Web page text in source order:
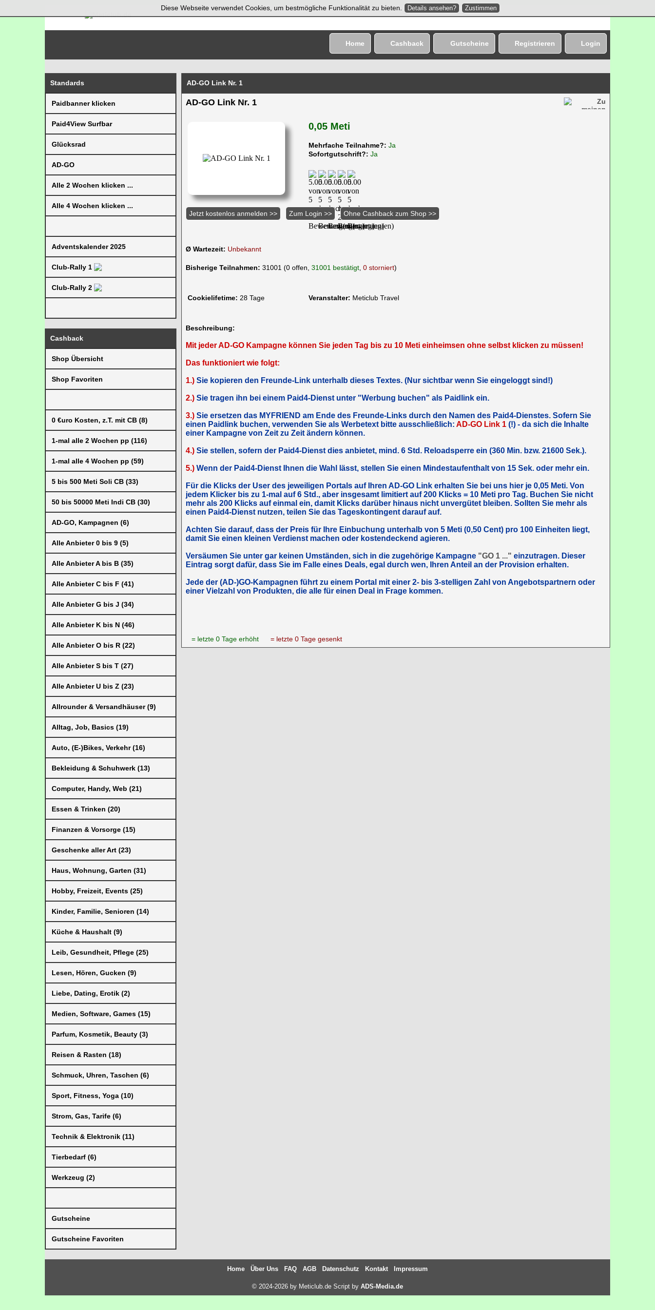
Home Cashback Gutscheine Registrieren Login
Standards
Paidbanner klicken
Paid4View Surfbar
Glücksrad
AD-GO
Alle 2 Wochen klicken ...
Alle 4 Wochen klicken ...
Adventskalender 2025
Club-Rally 1
Club-Rally 2
Cashback
Shop Übersicht
Shop Favoriten
0 €uro Kosten, z.T. mit CB (8)
1-mal alle 2 Wochen pp (116)
1-mal alle 4 Wochen pp (59)
5 bis 500 Meti Soli CB (33)
50 bis 50000 Meti Indi CB (30)
AD-GO, Kampagnen (6)
Alle Anbieter 0 bis 9 (5)
Alle Anbieter A bis B (35)
Alle Anbieter C bis F (41)
Alle Anbieter G bis J (34)
Alle Anbieter K bis N (46)
Alle Anbieter O bis R (22)
Alle Anbieter S bis T (27)
Alle Anbieter U bis Z (23)
Allrounder & Versandhäuser (9)
Alltag, Job, Basics (19)
Auto, (E-)Bikes, Verkehr (16)
Bekleidung & Schuhwerk (13)
Computer, Handy, Web (21)
Essen & Trinken (20)
Finanzen & Vorsorge (15)
Geschenke aller Art (23)
Haus, Wohnung, Garten (31)
Hobby, Freizeit, Events (25)
Kinder, Familie, Senioren (14)
Küche & Haushalt (9)
Leib, Gesundheit, Pflege (25)
Lesen, Hören, Gucken (9)
Liebe, Dating, Erotik (2)
Medien, Software, Games (15)
Parfum, Kosmetik, Beauty (3)
Reisen & Rasten (18)
Schmuck, Uhren, Taschen (6)
Sport, Fitness, Yoga (10)
Strom, Gas, Tarife (6)
Technik & Elektronik (11)
Tierbedarf (6)
Werkzeug (2)
Gutscheine
Gutscheine Favoriten
AD-GO Link Nr. 1
AD-GO Link Nr. 1
0,05 Meti
Mehrfache Teilnahme?: Ja
Sofortgutschrift?: Ja
Ø Wartezeit: Unbekannt
Bisherige Teilnahmen: 31001 (0 offen, 31001 bestätigt 0 storniert)
Cookielifetime: 28 Tage Veranstalter: Meticlub Travel
Beschreibung:
Mit jeder AD-GO Kampagne können Sie jeden Tag bis zu 10 Meti einheimsen ohne selbst klicken zu müssen!
Das funktioniert wie folgt:
1.) Sie kopieren den Freunde-Link unterhalb dieses Textes. (Nur sichtbar wenn Sie eingeloggt sind!)
2.) Sie tragen ihn bei einem Paid4-Dienst unter "Werbung buchen" als Paidlink ein.
3.) Sie ersetzen das MYFRIEND am Ende des Freunde-Links durch den Namen des Paid4-Dienstes. Sofern Sie
einen Paidlink buchen, verwenden Sie als Werbetext bitte ausschließlich: AD-GO Link 1 (!) - da sich die Inhalte
einer Kampagne von Zeit zu Zeit ändern können.
4.) Sie stellen, sofern der Paid4-Dienst dies anbietet, mind. 6 Std. Reloadsperre ein (360 Min. bzw. 21600 Sek.).
5.) Wenn der Paid4-Dienst Ihnen die Wahl lässt, stellen Sie einen Mindestaufenthalt von 15 Sek. oder mehr ein.
Für die Klicks der User des jeweiligen Portals auf Ihren AD-GO Link erhalten Sie bei uns hier je 0,05 Meti. Von
jedem Klicker bis zu 1-mal auf 6 Std., aber insgesamt limitiert auf 200 Klicks = 10 Meti pro Tag. Buchen Sie nicht
mehr als 200 Klicks auf einmal ein, damit Klicks darüber hinaus nicht unvergütet bleiben. Sollten Sie mehr als
einen Paid4-Dienst nutzen, teilen Sie das Tageskontingent darauf auf.
Achten Sie darauf, dass der Preis für Ihre Einbuchung unterhalb von 5 Meti (0,50 Cent) pro 100 Einheiten liegt,
damit Sie einen kleinen Verdienst machen oder kostendeckend agieren.
Versäumen Sie unter gar keinen Umständen, sich in die zugehörige Kampagne "GO 1 ..." einzutragen. Dieser
Eintrag sorgt dafür, dass Sie im Falle eines Deals, egal durch wen, Ihren Anteil an der Provision erhalten.
Jede der (AD-)GO-Kampagnen führt zu einem Portal mit einer 2- bis 3-stelligen Zahl von Angebotspartnern oder
einer Vielzahl von Produkten, die alle für einen Deal in Frage kommen.
= letzte 0 Tage erhöht = letzte 0 Tage gesenkt
Diese Webseite verwendet Cookies, um bestmögliche Funktionalität zu bieten. Details ansehen? Zustimmen
Home Über Uns FAQ AGB Datenschutz Kontakt Impressum
© 2024-2026 by Meticlub.de Script by ADS-Media.de